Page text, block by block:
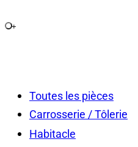
+
Toutes les pièces
Carrosserie / Tôlerie
Habitacle